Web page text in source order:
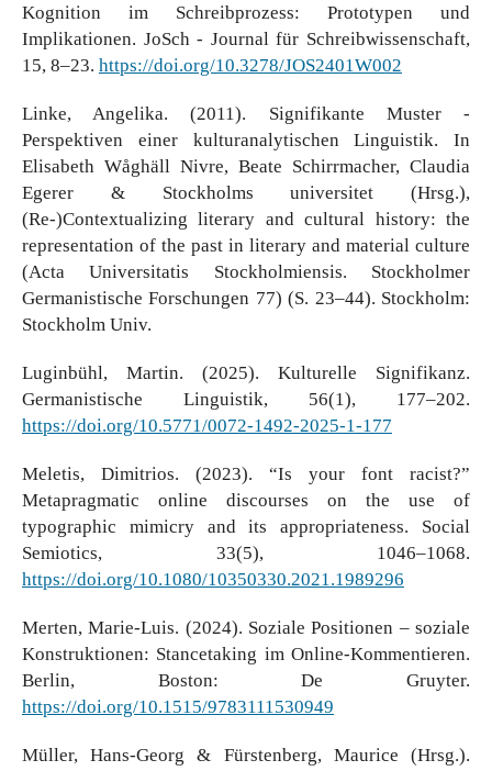
Kognition im Schreibprozess: Prototypen und
Implikationen. JoSch - Journal für Schreibwissenschaft,
15, 8–23. https://doi.org/10.3278/JOS2401W002
Linke, Angelika. (2011). Signifikante Muster -
Perspektiven einer kulturanalytischen Linguistik. In
Elisabeth Wåghäll Nivre, Beate Schirrmacher, Claudia
Egerer & Stockholms universitet (Hrsg.),
(Re-)Contextualizing literary and cultural history: the
representation of the past in literary and material culture
(Acta Universitatis Stockholmiensis. Stockholmer
Germanistische Forschungen 77) (S. 23–44). Stockholm:
Stockholm Univ.
Luginbühl, Martin. (2025). Kulturelle Signifikanz.
Germanistische Linguistik, 56(1), 177–202.
https://doi.org/10.5771/0072-1492-2025-1-177
Meletis, Dimitrios. (2023). “Is your font racist?”
Metapragmatic online discourses on the use of
typographic mimicry and its appropriateness. Social
Semiotics, 33(5), 1046–1068.
https://doi.org/10.1080/10350330.2021.1989296
Merten, Marie-Luis. (2024). Soziale Positionen – soziale
Konstruktionen: Stancetaking im Online-Kommentieren.
Berlin, Boston: De Gruyter.
https://doi.org/10.1515/9783111530949
Müller, Hans-Georg & Fürstenberg, Maurice (Hrsg.).